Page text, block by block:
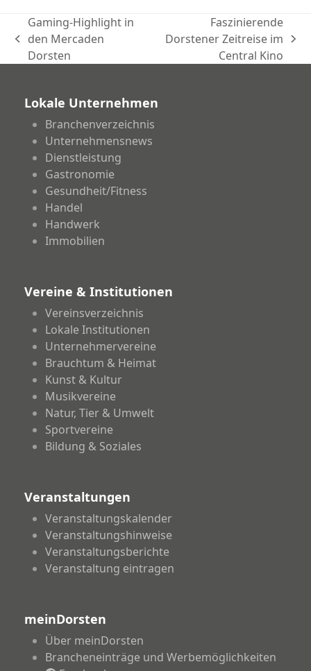
vorheriger
Beitrag:
Gaming-Highlight in
den Mercaden
Dorsten
Nächster
Beitrag:
Faszinierende
Dorstener Zeitreise im
Central Kino
Lokale Unternehmen
Branchenverzeichnis
Unternehmensnews
Dienstleistung
Gastronomie
Gesundheit/Fitness
Handel
Handwerk
Immobilien
Vereine & Institutionen
Vereinsverzeichnis
Lokale Institutionen
Unternehmervereine
Brauchtum & Heimat
Kunst & Kultur
Musikvereine
Natur, Tier & Umwelt
Sportvereine
Bildung & Soziales
Veranstaltungen
Veranstaltungskalender
Veranstaltungshinweise
Veranstaltungsberichte
Veranstaltung eintragen
meinDorsten
Über meinDorsten
Brancheneinträge und Werbemöglichkeiten